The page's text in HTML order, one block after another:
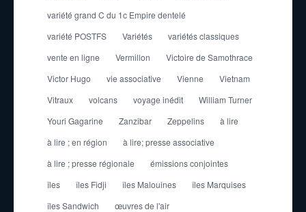
variété grand C du 1c Empire dentelé
variété POSTFS
Variétés
variétés classiques
vente en ligne
Vermillon
Victoire de Samothrace
Victor Hugo
vie associative Vienne
Vietnam
Vitraux
volcans voyage inédit
William Turner
Youri Gagarine
Zanzibar Zeppelins
à lire
à lire ; en région
à lire; presse associative
à lire ; presse régionale
émissions conjointes
îles
îles Fidji îles Malouines
îles Marquises
îles Sandwich
œuvres de l'air